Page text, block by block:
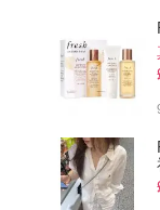
Ganni 棉混灯芯绒喇叭裤
THE OUTNET